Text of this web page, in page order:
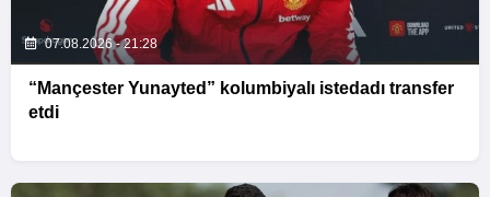
07.08.2026 - 21:28
“Mançester Yunayted” kolumbiyalı istedadı transfer
etdi